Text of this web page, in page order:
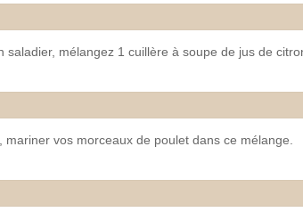
saladier, mélangez 1 cuillère à soupe de jus de
mariner vos morceaux de poulet dans ce mélange.